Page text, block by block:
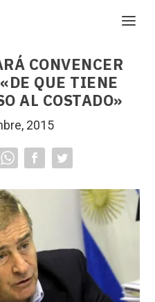
CONVENCER
QUE TIENE
AL COSTADO»
2015